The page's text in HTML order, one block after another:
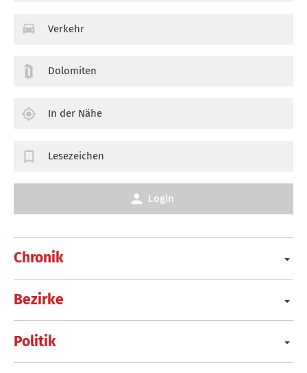
Chronik
Bezirke
Politik
Verkehr
Dolomiten
In der Nähe
Lesezeichen
Login